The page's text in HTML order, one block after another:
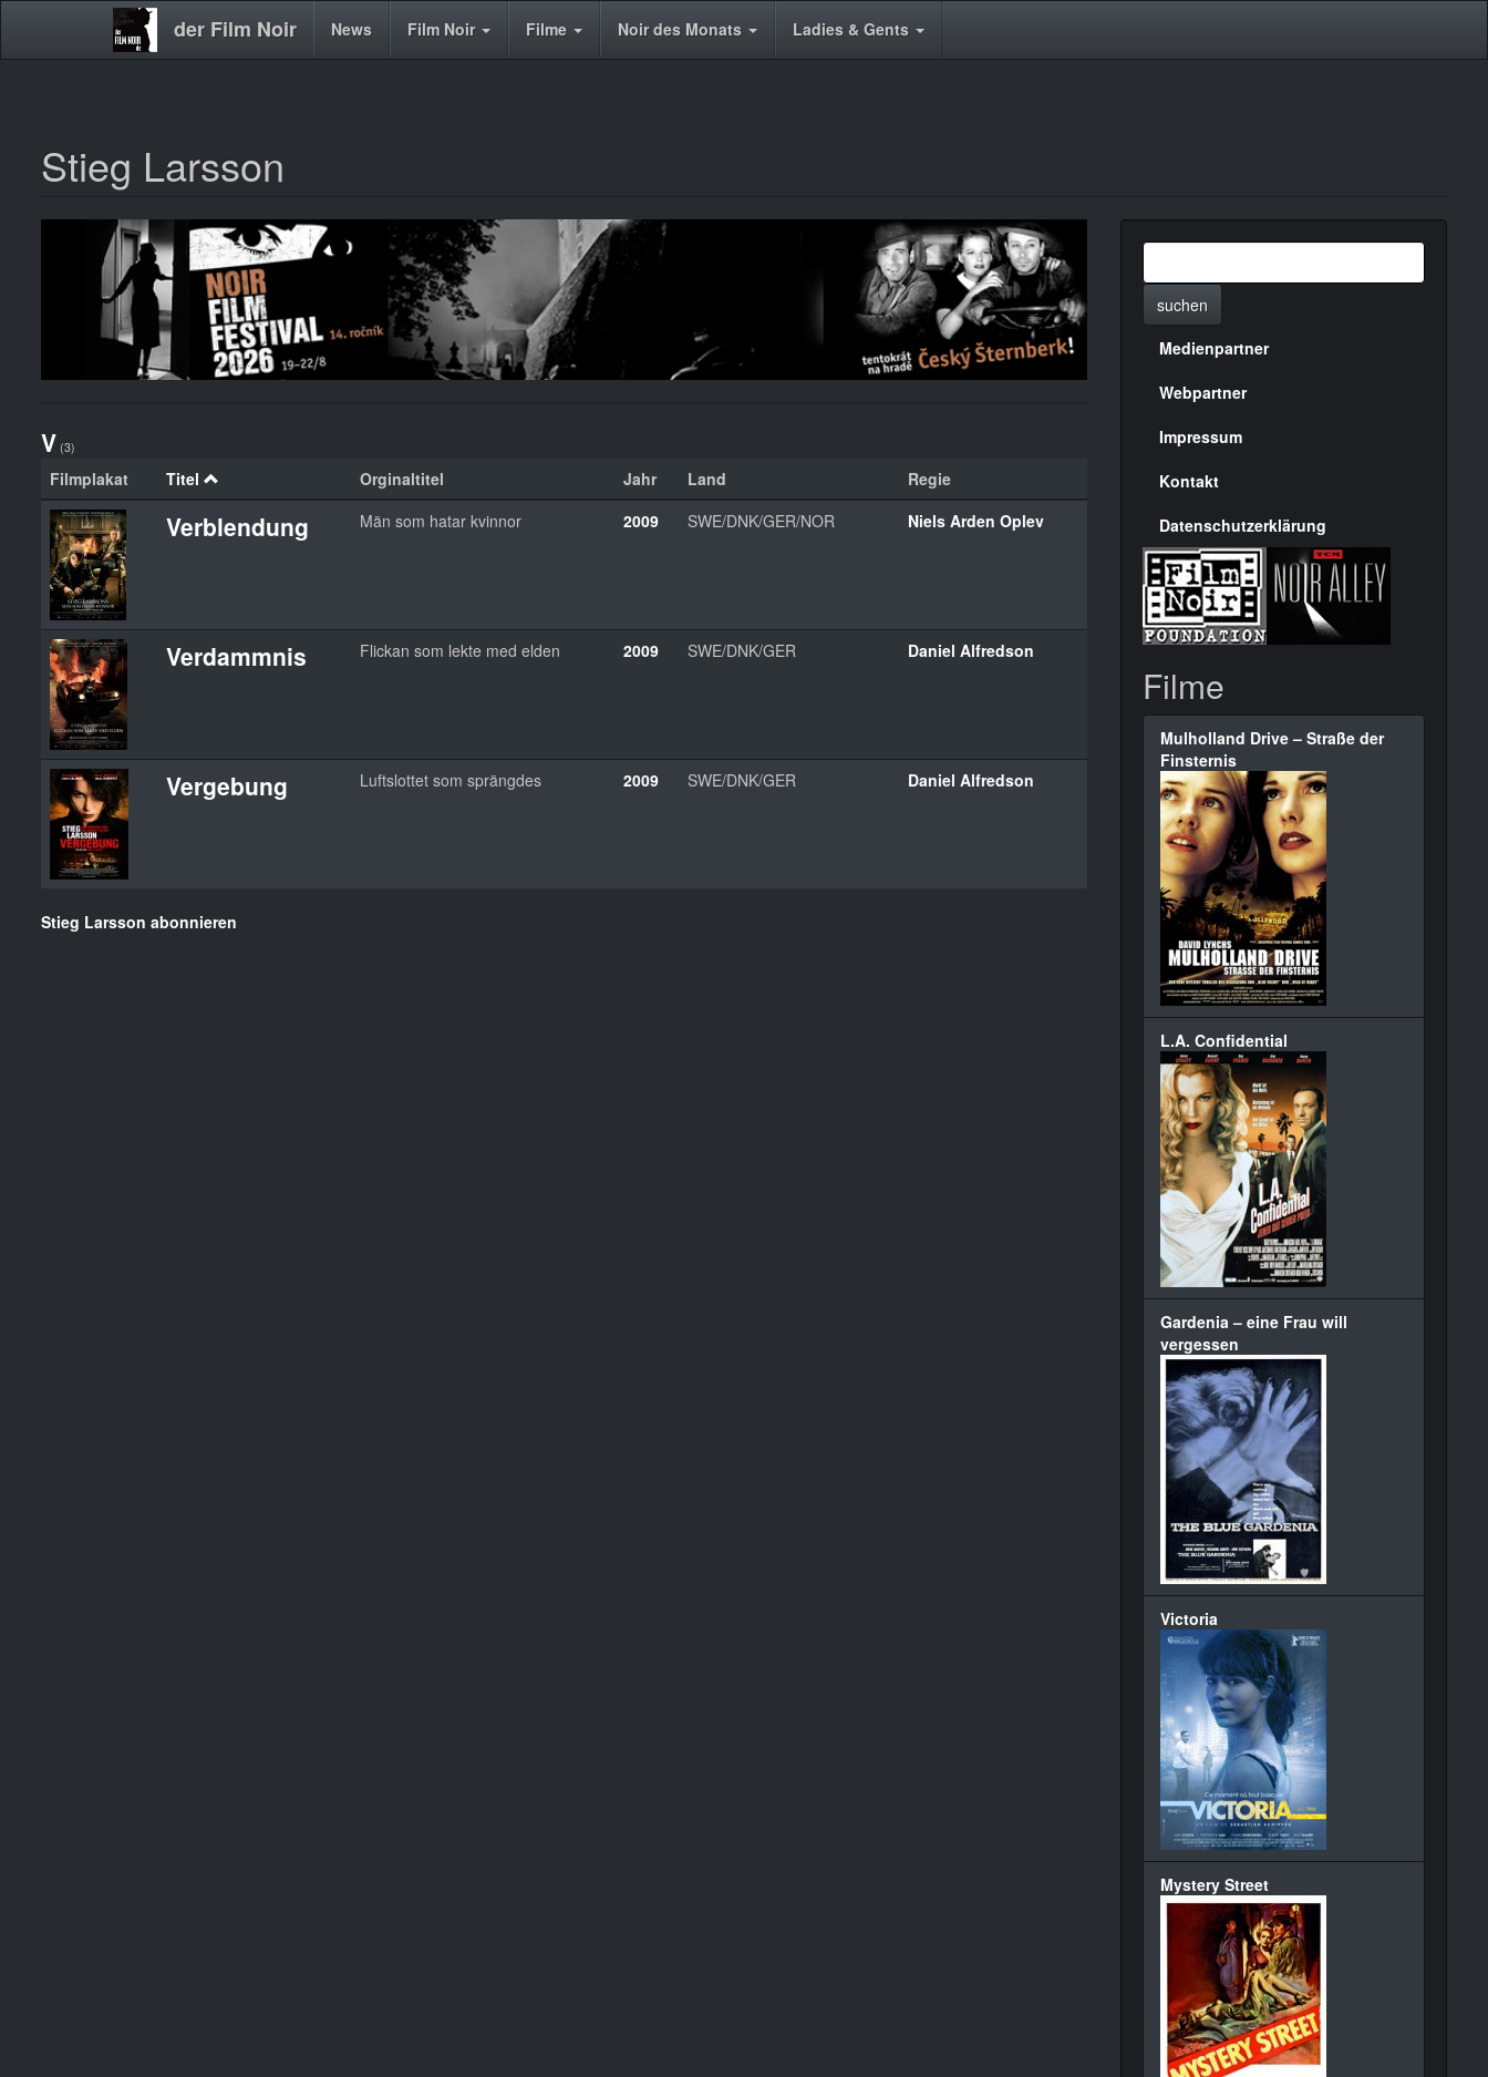
Direkt
der Film Noir
Main News Film Noir Filme Noir des Monats Ladies & Gents
Stieg Larsson
V (3)
Filmplakat Titel Orginaltitel Jahr Land Regie
Verblendung Män som hatar kvinnor 2009 SWE/DNK/GER/NOR Niels Arden Oplev
Verdammnis Flickan som lekte med elden 2009 SWE/DNK/GER Daniel Alfredson
Vergebung Luftslottet som sprängdes 2009 SWE/DNK/GER Daniel Alfredson
Stieg Larsson abonnieren
suchen
Menülinks
rechte
Seite
Medienpartner
Webpartner
Impressum
Kontakt
Datenschutzerklärung
Filme
Mulholland Drive – Straße der
Finsternis
L.A. Confidential
Gardenia – eine Frau will
vergessen
Victoria
Mystery Street